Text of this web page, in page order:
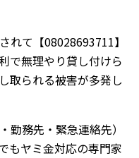
れて【08028693711】
で無理やり貸し付けら
取られる被害が多発し
勤務先・緊急連絡先）
もヤミ金対応の専門家